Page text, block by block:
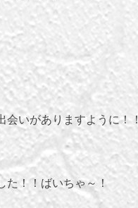
会いがありますように！！
た！！ばいちゃ～！